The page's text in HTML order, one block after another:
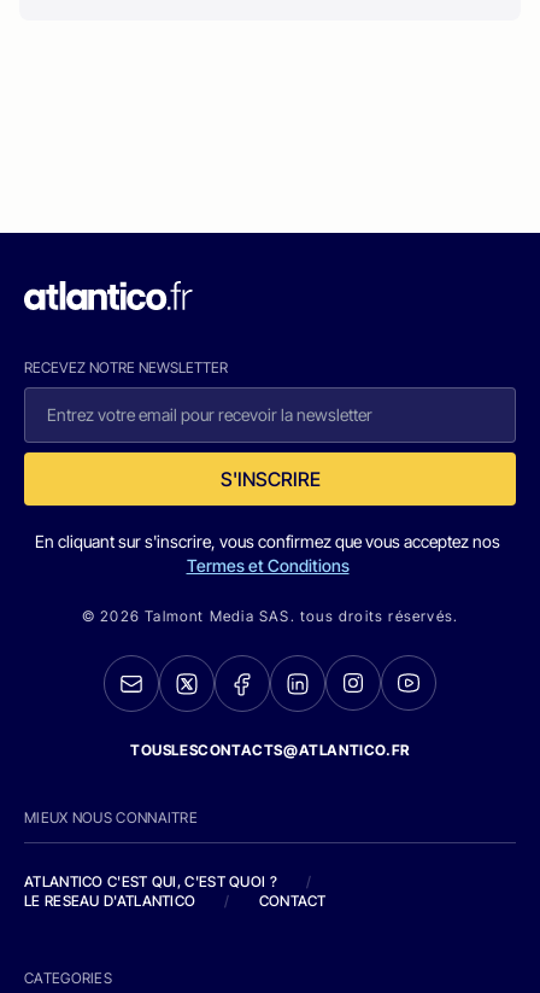
RECEVEZ NOTRE NEWSLETTER
S'INSCRIRE
En cliquant sur s'inscrire, vous confirmez que vous acceptez nos
Termes et Conditions
© 2026 Talmont Media SAS. tous droits réservés.
TOUSLESCONTACTS@ATLANTICO.FR
MIEUX NOUS CONNAITRE
ATLANTICO C'EST QUI, C'EST QUOI ?
/
LE RESEAU D'ATLANTICO
/ CONTACT
CATEGORIES